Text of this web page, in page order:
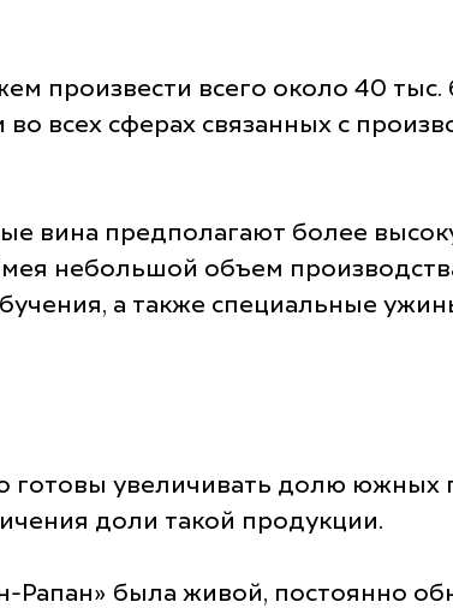
произвести всего около 40 тыс.
всех сферах связанных с
вина предполагают более
небольшой объем
а также специальные
готовы увеличивать долю южных
доли такой продукции.
Рапан» была живой, постоянно